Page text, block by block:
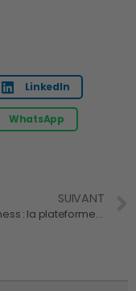
LinkedIn
WhatsApp
SUIVANT
CCI Business : la plateforme des investissements du Grand Paris